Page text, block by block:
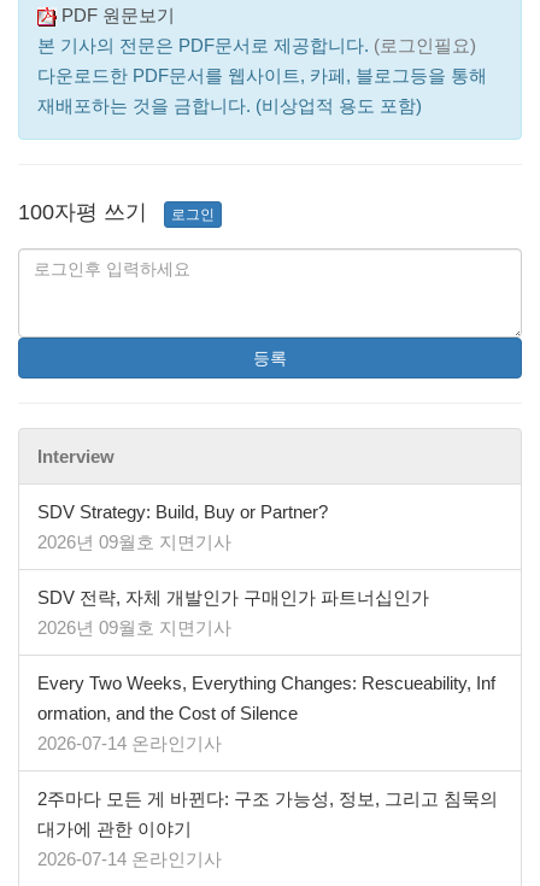
PDF 원문보기
본 기사의 전문은 PDF문서로 제공합니다. (로그인필요)
다운로드한 PDF문서를 웹사이트, 카페, 블로그등을 통해
재배포하는 것을 금합니다. (비상업적 용도 포함)
100자평 쓰기 로그인
등록
Interview
SDV Strategy: Build, Buy or Partner?
2026년 09월호 지면기사
SDV 전략, 자체 개발인가 구매인가 파트너십인가
2026년 09월호 지면기사
Every Two Weeks, Everything Changes: Rescueability, Inf
ormation, and the Cost of Silence
2026-07-14 온라인기사
2주마다 모든 게 바뀐다: 구조 가능성, 정보, 그리고 침묵의
대가에 관한 이야기
2026-07-14 온라인기사